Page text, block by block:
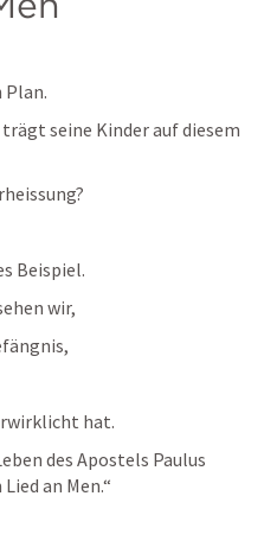
seine Kinder auf diesem
Beispiel.
wir,
hat.
des Apostels Paulus
an Men.“